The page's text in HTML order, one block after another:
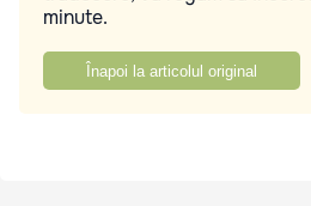
minute.
Înapoi la articolul original